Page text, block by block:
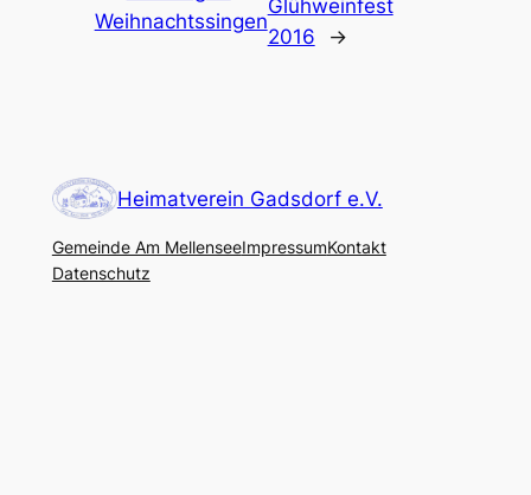
Weihnachtssingen
Glühweinfest
2016
→
Heimatverein Gadsdorf e.V.
Gemeinde Am MellenseeImpressumKontakt
Datenschutz